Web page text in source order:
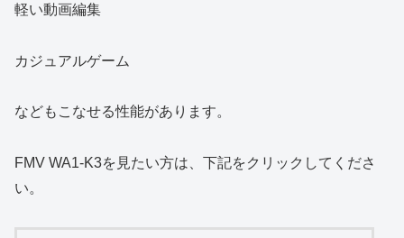
軽い動画編集
カジュアルゲーム
などもこなせる性能があります。
FMV WA1-K3を見たい方は、下記をクリックしてくださ
い。